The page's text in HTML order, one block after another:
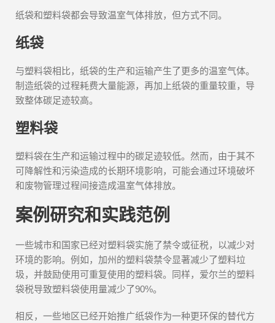
纸袋和塑料袋都会导致温室气体排放，但方式不同。
纸袋
与塑料袋相比，纸袋的生产和运输产生了更多的温室气体。
制造纸袋的过程耗费大量能源，再加上纸袋的重量较重，导
致整体碳足迹较高。
塑料袋
塑料袋在生产和运输过程中的碳足迹较低。然而，由于其不
可降解性和污染造成的长期环境影响，可能会通过环境破坏
和废物管理过程间接造成温室气体排放。
案例研究和实践范例
一些城市和国家已经对塑料袋实施了禁令或征税，以减少对
环境的影响。例如，加州的塑料袋禁令显著减少了塑料垃
圾，并鼓励使用可重复使用的塑料袋。同样，爱尔兰的塑料
袋税导致塑料袋使用量减少了90%。
相反，一些地区已经开始推广纸袋作为一种更环保的替代方